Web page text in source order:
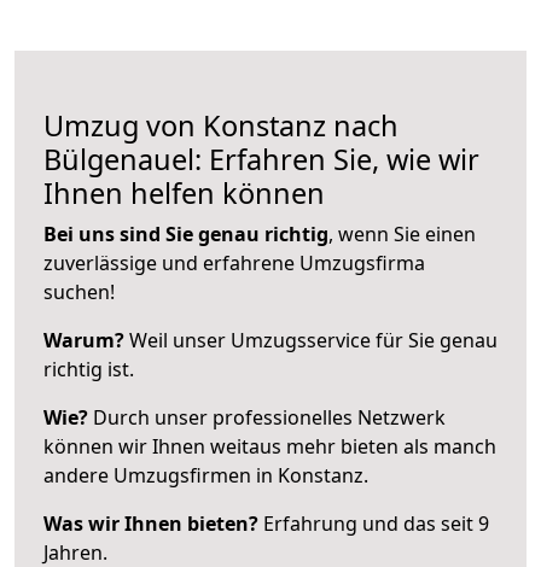
Umzug von Konstanz nach
Bülgenauel: Erfahren Sie, wie wir
Ihnen helfen können
Bei uns sind Sie genau richtig, wenn Sie einen
zuverlässige und erfahrene Umzugsfirma
suchen!
Warum?Weil unser Umzugsservice für Sie genau
richtig ist.
Wie? Durch unser professionelles Netzwerk
können wir Ihnen weitaus mehr bieten als manch
andere Umzugsfirmen in Konstanz.
Was wir Ihnen bieten? Erfahrung und das seit 9
Jahren.